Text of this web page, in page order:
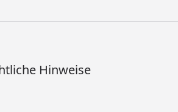
Hinweise